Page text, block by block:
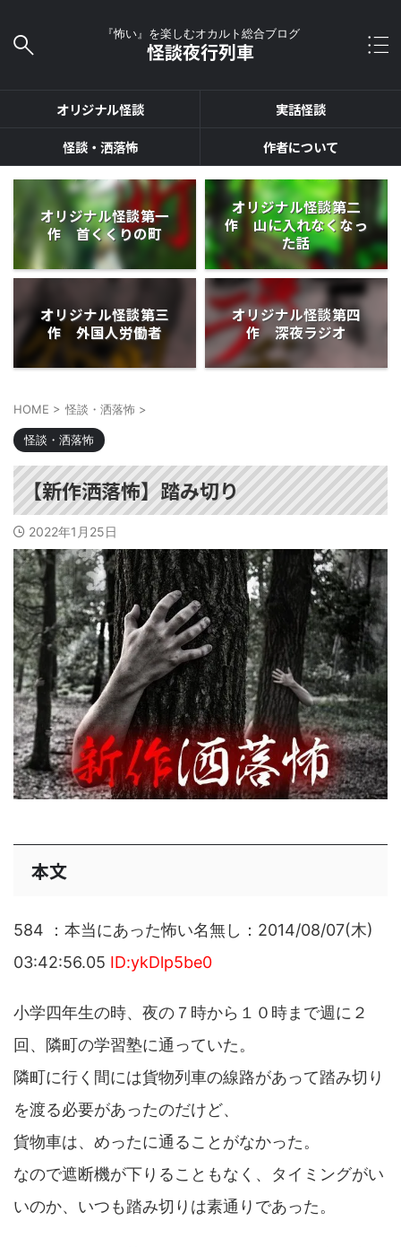
『怖い』を楽しむオカルト総合ブログ
怪談夜行列車
オリジナル怪談
実話怪談
怪談・洒落怖
作者について
オリジナル怪談第一
作 首くくりの町
オリジナル怪談第二
作 山に入れなくなっ
た話
オリジナル怪談第三
作 外国人労働者
オリジナル怪談第四
作 深夜ラジオ
HOME > 怪談・洒落怖 >
怪談・洒落怖
【新作洒落怖】踏み切り
2022年1月25日
本文
584 ：本当にあった怖い名無し：2014/08/07(木)
03:42:56.05 ID:ykDlp5be0
小学四年生の時、夜の７時から１０時まで週に２
回、隣町の学習塾に通っていた。
隣町に行く間には貨物列車の線路があって踏み切り
を渡る必要があったのだけど、
貨物車は、めったに通ることがなかった。
なので遮断機が下りることもなく、タイミングがい
いのか、いつも踏み切りは素通りであった。